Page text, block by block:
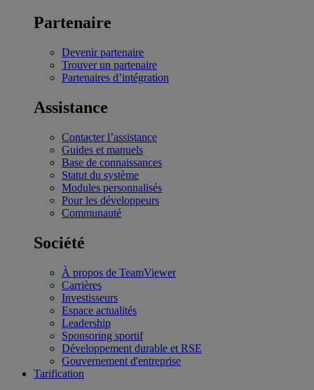
Partenaire
Devenir partenaire
Trouver un partenaire
Partenaires d’intégration
Assistance
Contacter l’assistance
Guides et manuels
Base de connaissances
Statut du système
Modules personnalisés
Pour les développeurs
Communauté
Société
À propos de TeamViewer
Carrières
Investisseurs
Espace actualités
Leadership
Sponsoring sportif
Développement durable et RSE
Gouvernement d'entreprise
Tarification